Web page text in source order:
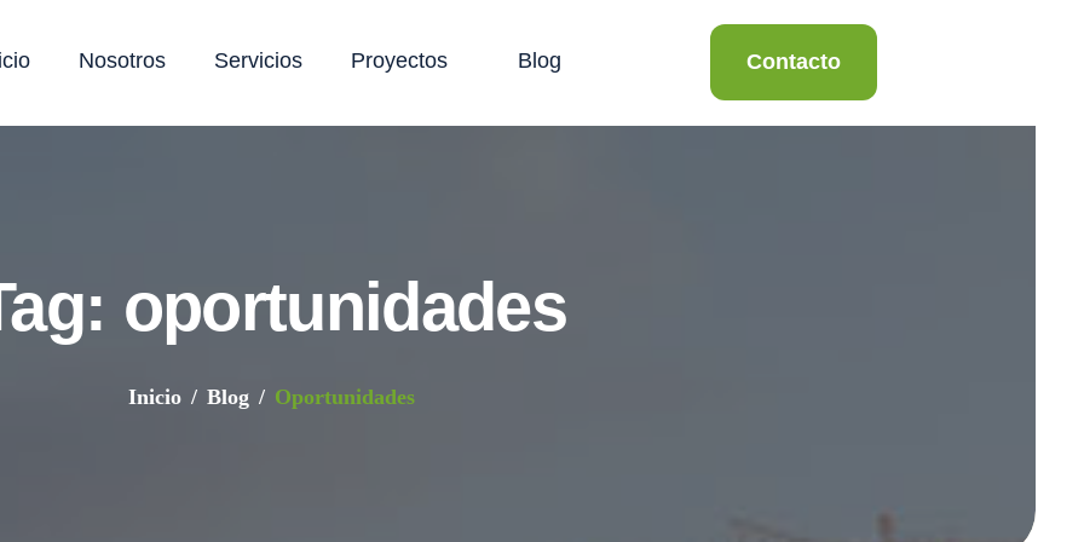
Nosotros Servicios Proyectos Blog Contacto
oportunidades
Inicio Blog Oportunidades